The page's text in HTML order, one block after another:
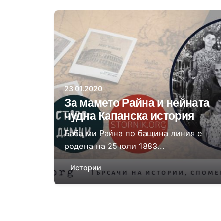
Мирослава Баръмова
23.01.2020
За мамето Райна и нейната
чудна Капанска история
Баба ми Райна по бащина линия е
родена на 25 юли 1883...
Истории